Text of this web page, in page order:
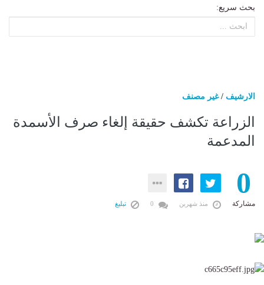
بحث سريع:
الارشيف /غير مصنف
الزراعة تكشف حقيقة إلغاء صرف الأسمدة
المدعمة
0
مشاركة منذ شهرين تبليغ